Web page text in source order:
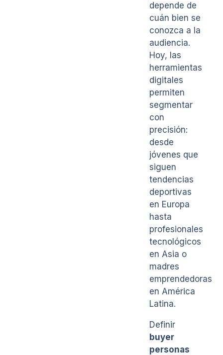
depende de
cuán bien se
conozca a la
audiencia.
Hoy, las
herramientas
digitales
permiten
segmentar
con
precisión:
desde
jóvenes que
siguen
tendencias
deportivas
en Europa
hasta
profesionales
tecnológicos
en Asia o
madres
emprendedoras
en América
Latina.
Definir
buyer
personas